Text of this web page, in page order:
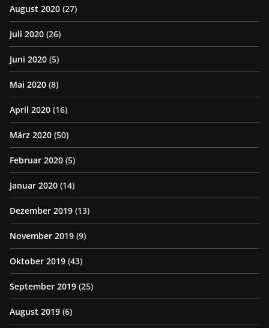
August 2020 (27)
Juli 2020 (26)
Juni 2020 (5)
Mai 2020 (8)
April 2020 (16)
März 2020 (50)
Februar 2020 (5)
Januar 2020 (14)
Dezember 2019 (13)
November 2019 (9)
Oktober 2019 (43)
September 2019 (25)
August 2019 (6)